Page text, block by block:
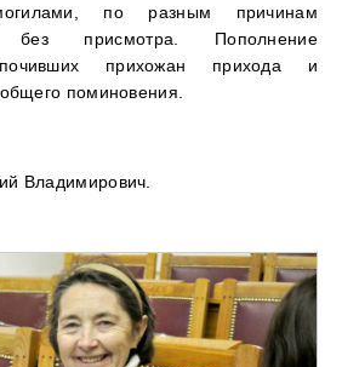
по разным причинам
без присмотра. Пополнение
почивших прихожан прихода и
поминовения.
Владимирович.